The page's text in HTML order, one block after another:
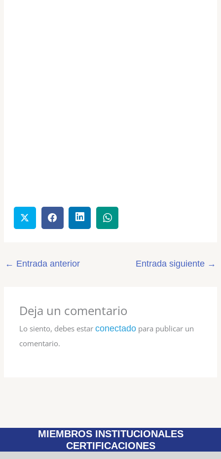
← Entrada anterior Entrada siguiente →
Deja un comentario
Lo siento, debes estarconectado para publicar un
comentario.
MIEMBROS INSTITUCIONALES
CERTIFICACIONES